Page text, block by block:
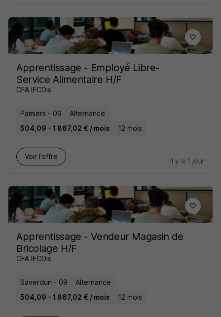
Apprentissage - Employé Libre-
Service Alimentaire H/F
CFA IFCDis
Pamiers - 09
Alternance
504,09 - 1 867,02 € / mois
12 mois
Voir l’offre
il y a 1 jour
Apprentissage - Vendeur Magasin de
Bricolage H/F
CFA IFCDis
Saverdun - 09
Alternance
504,09 - 1 867,02 € / mois
12 mois